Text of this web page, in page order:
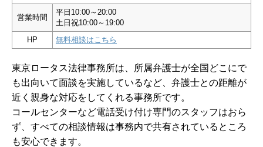
営業時間
平日10:00～20:00
土日祝10:00～19:00
HP
無料相談はこちら
東京ロータス法律事務所は、所属弁護士が全国どこにで
も出向いて面談を実施しているなど、弁護士との距離が
近く親身な対応をしてくれる事務所です。
コールセンターなど電話受け付け専門のスタッフはおら
ず、すべての相談情報は事務内で共有されているところ
も安心できます。